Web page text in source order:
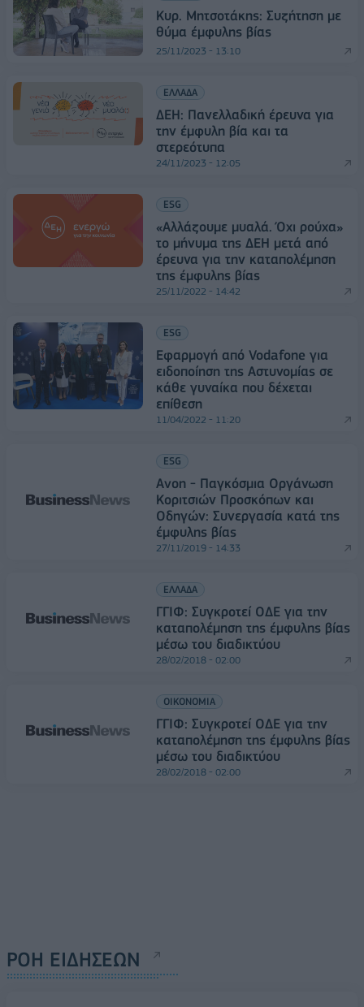
Κυρ. Μητσοτάκης: Συζήτηση με
θύμα έμφυλης βίας
25/11/2023 - 13:10
ΕΛΛΑΔΑ
ΔΕΗ: Πανελλαδική έρευνα για
την έμφυλη βία και τα
στερεότυπα
24/11/2023 - 12:05
ESG
«Αλλάζουμε μυαλά. Όχι ρούχα»
το μήνυμα της ΔΕΗ μετά από
έρευνα για την καταπολέμηση
της έμφυλης βίας
25/11/2022 - 14:42
ESG
Εφαρμογή από Vodafone για
ειδοποίηση της Αστυνομίας σε
κάθε γυναίκα που δέχεται
επίθεση
11/04/2022 - 11:20
ESG
Avon - Παγκόσμια Οργάνωση
Κοριτσιών Προσκόπων και
Οδηγών: Συνεργασία κατά της
έμφυλης βίας
27/11/2019 - 14:33
ΕΛΛΑΔΑ
ΓΓΙΦ: Συγκρoτεί ΟΔΕ για την
καταπολέμηση της έμφυλης βίας
μέσω του διαδικτύου
28/02/2018 - 02:00
ΟΙΚΟΝΟΜΙΑ
ΓΓΙΦ: Συγκρoτεί ΟΔΕ για την
καταπολέμηση της έμφυλης βίας
μέσω του διαδικτύου
28/02/2018 - 02:00
ΡΟΗ ΕΙΔΗΣΕΩΝ